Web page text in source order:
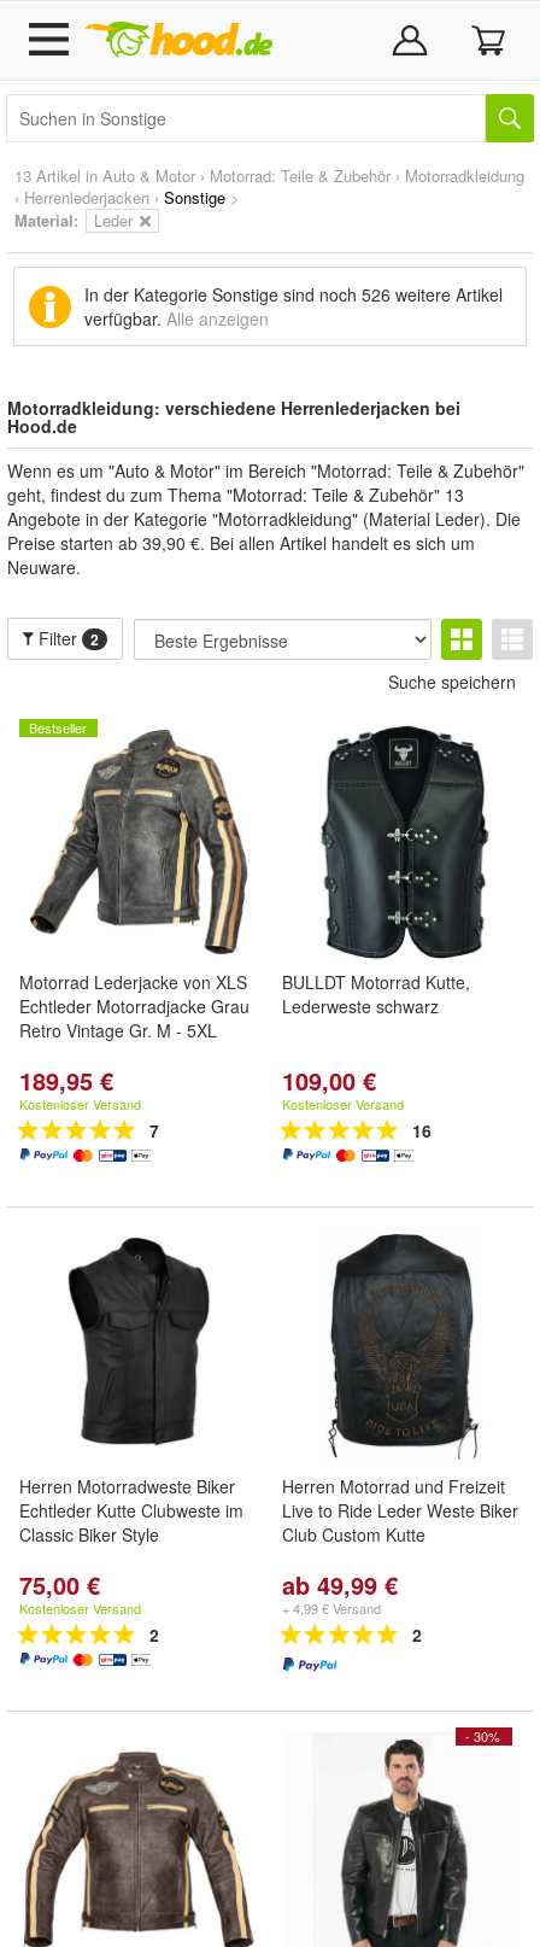
13 Artikel in Auto & Motor › Motorrad: Teile & Zubehör › Motorradkleidung
› Herrenlederjacken › Sonstige >
Material:
Leder
In der Kategorie Sonstige sind noch 526 weitere Artikel
verfügbar. Alle anzeigen
Motorradkleidung: verschiedene Herrenlederjacken bei
Hood.de
Wenn es um "Auto & Motor" im Bereich "Motorrad: Teile & Zubehör"
geht, findest du zum Thema "Motorrad: Teile & Zubehör" 13
Angebote in der Kategorie "Motorradkleidung" (Material Leder). Die
Preise starten ab 39,90 €. Bei allen Artikel handelt es sich um
Neuware.
Filter 2
Suche speichern
Bestseller
Motorrad Lederjacke von XLS
Echtleder Motorradjacke Grau
Retro Vintage Gr. M - 5XL
189,95 €
Kostenloser Versand
7
BULLDT Motorrad Kutte,
Lederweste schwarz
109,00 €
Kostenloser Versand
16
Herren Motorradweste Biker
Echtleder Kutte Clubweste im
Classic Biker Style
75,00 €
Kostenloser Versand
2
Herren Motorrad und Freizeit
Live to Ride Leder Weste Biker
Club Custom Kutte
ab 49,99 €
+ 4,99 € Versand
2
- 30%